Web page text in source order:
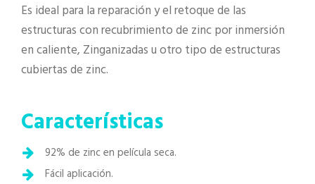
Es ideal para la reparación y el retoque de las
estructuras con recubrimiento de zinc por inmersión
en caliente, Zinganizadas u otro tipo de estructuras
cubiertas de zinc.
Características
92% de zinc en película seca.
Fácil aplicación.